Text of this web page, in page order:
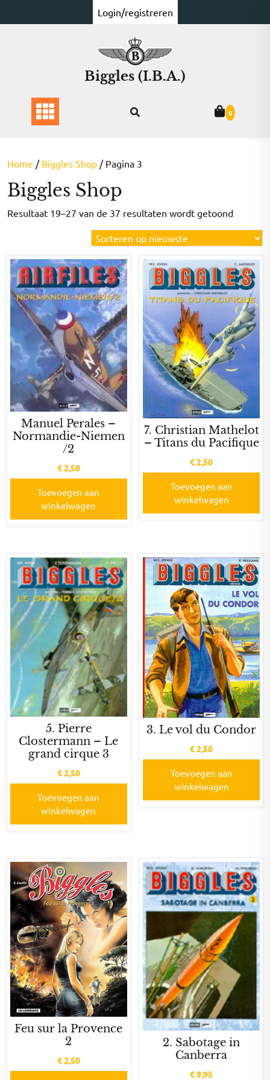
naar
Login/registreren
Biggles (I.B.A.)
0
Home / Biggles Shop / Pagina 3
Biggles Shop
Resultaat 19–27 van de 37 resultaten wordt getoond
op
Manuel Perales –
Normandie-Niemen
/2
€2,50
Toevoegen aan
winkelwagen
7. Christian Mathelot
– Titans du Pacifique
€2,50
Toevoegen aan
winkelwagen
5. Pierre
Clostermann – Le
grand cirque 3
€2,50
Toevoegen aan
winkelwagen
3. Le vol du Condor
€2,50
Toevoegen aan
winkelwagen
Feu sur la Provence
2
€2,50
2. Sabotage in
Canberra
€9,95